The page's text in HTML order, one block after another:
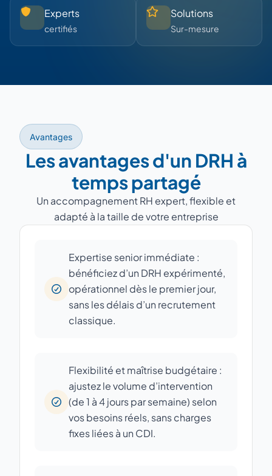
Experts
certifiés
Solutions
Sur-mesure
Avantages
Les avantages d'un DRH à
temps partagé
Un accompagnement RH expert, flexible et
adapté à la taille de votre entreprise
Expertise senior immédiate :
bénéficiez d’un DRH expérimenté,
opérationnel dès le premier jour,
sans les délais d’un recrutement
classique.
Flexibilité et maîtrise budgétaire :
ajustez le volume d’intervention
(de 1 à 4 jours par semaine) selon
vos besoins réels, sans charges
fixes liées à un CDI.